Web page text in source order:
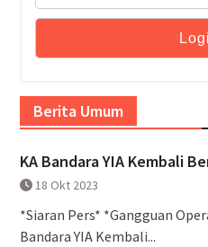
Berita Umum
KA Bandara YIA Kembali
18 Okt 2023
*Siaran Pers* *Gangguan
Bandara YIA Kembali...